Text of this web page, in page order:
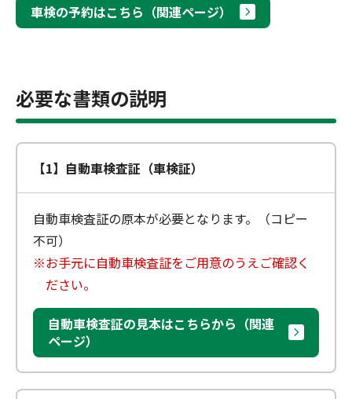
車検の予約はこちら（関連ページ）
必要な書類の説明
【1】自動車検査証（車検証）
自動車検査証の原本が必要となります。（コピー
不可）
※お手元に自動車検査証をご用意のうえご確認く
ださい。
自動車検査証の見本はこちらから（関連
ページ）